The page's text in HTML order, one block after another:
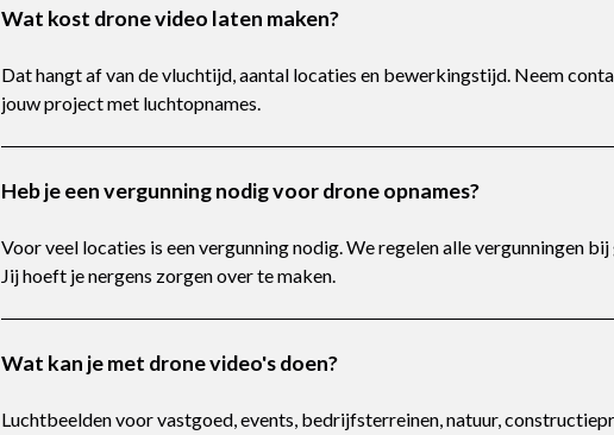
Wat kost drone video laten maken?
Dat hangt af van de vluchtijd, aantal locaties en bewerkingstijd. Neem
jouw project met luchtopnames.
Heb je een vergunning nodig voor drone opnames?
Voor veel locaties is een vergunning nodig. We regelen alle vergunningen
Jij hoeft je nergens zorgen over te maken.
Wat kan je met drone video's doen?
Luchtbeelden voor vastgoed, events, bedrijfsterreinen, natuur,